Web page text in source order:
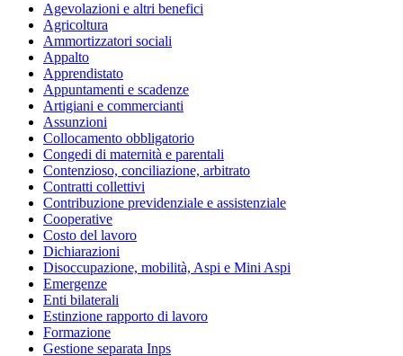
Agevolazioni e altri benefici
Agricoltura
Ammortizzatori sociali
Appalto
Apprendistato
Appuntamenti e scadenze
Artigiani e commercianti
Assunzioni
Collocamento obbligatorio
Congedi di maternità e parentali
Contenzioso, conciliazione, arbitrato
Contratti collettivi
Contribuzione previdenziale e assistenziale
Cooperative
Costo del lavoro
Dichiarazioni
Disoccupazione, mobilità, Aspi e Mini Aspi
Emergenze
Enti bilaterali
Estinzione rapporto di lavoro
Formazione
Gestione separata Inps